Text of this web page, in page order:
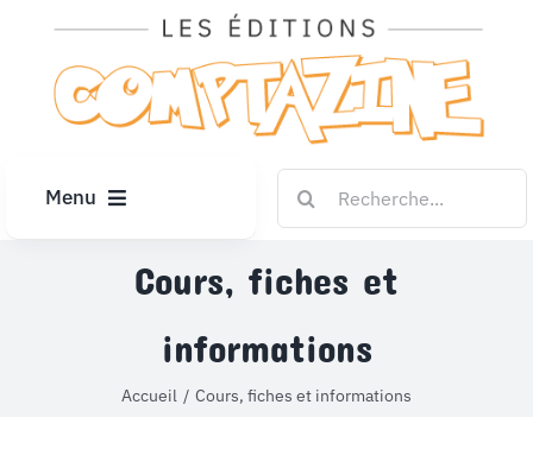
contenu
Menu
Cours, fiches et
informations
Accueil Cours, fiches et informations